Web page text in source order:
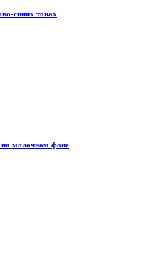
синих тонах
на молочном фоне